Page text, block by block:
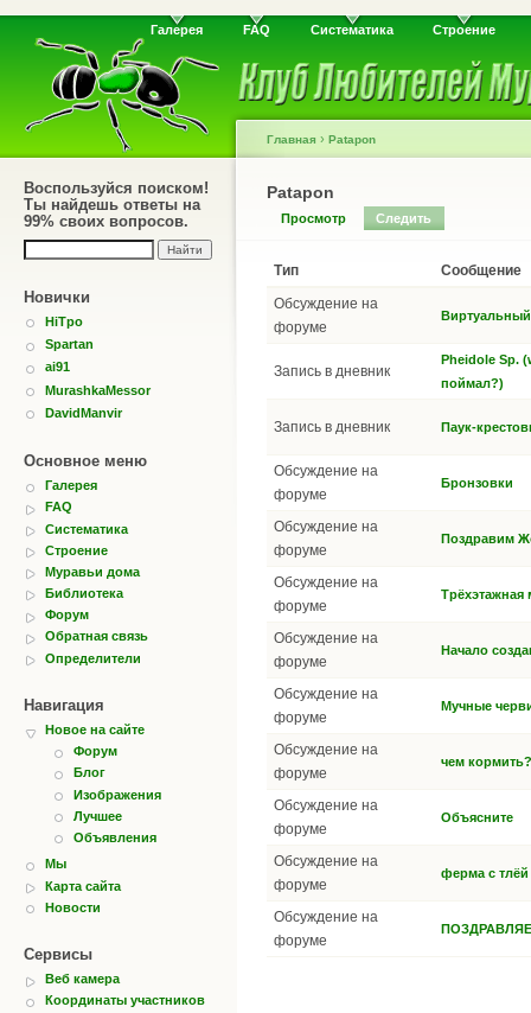
Галерея FAQ Систематика Строение
Воспользуйся поиском!
Ты найдешь ответы на
99% своих вопросов.
Новички
HiTpo
Spartan
ai91
MurashkaMessor
DavidManvir
Основное меню
Галерея
FAQ
Систематика
Строение
Муравьи дома
Библиотека
Форум
Обратная связь
Определители
Навигация
Новое на сайте
Форум
Блог
Изображения
Лучшее
Объявления
Мы
Карта сайта
Новости
Сервисы
Веб камера
Координаты участников
Главная › Patapon
Patapon
Просмотр Следить
Тип
Сообщение
Обсуждение на
форуме
Запись в дневник
Pheidole Sp.
поймал?)
Запись в дневник Паук-
Обсуждение на
форуме
Бронзовки
Обсуждение на
форуме
Поздравим
Обсуждение на
форуме
Трёхэтажная
Обсуждение на
форуме
Начало
Обсуждение на
форуме
Мучные
Обсуждение на
форуме
чем кормить?
Обсуждение на
форуме
Объясните
Обсуждение на
форуме
ферма с тлёй
Обсуждение на
форуме